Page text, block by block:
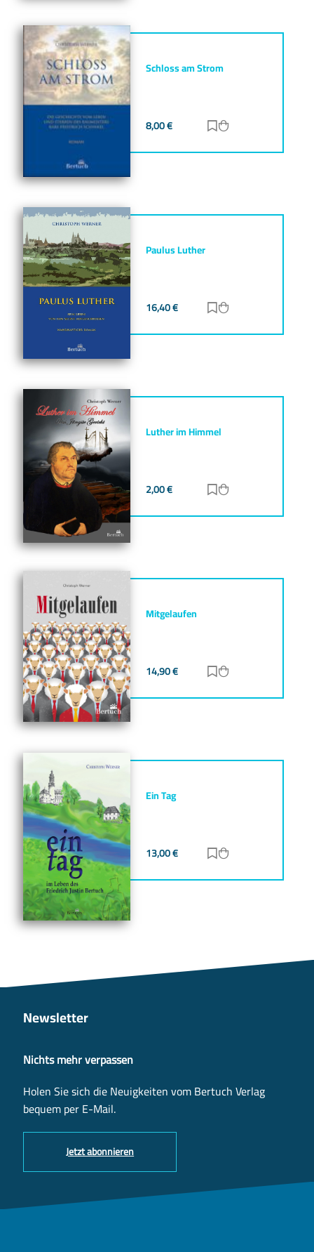
Schloss am Strom
8,00€ Zur Merkliste
Paulus Luther
16,40€ Zur Merkliste
Luther im Himmel
2,00€ Zur Merkliste
Mitgelaufen
14,90€ Zur Merkliste
Ein Tag
13,00€ Zur Merkliste
Newsletter
Nichts mehr verpassen
Holen Sie sich die Neuigkeiten vom Bertuch Verlag
bequem per E-Mail.
Jetzt abonnieren